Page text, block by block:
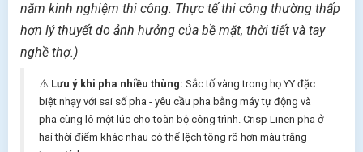
năm kinh nghiệm thi công. Thực tế thi công thường thấp
hơn lý thuyết do ảnh hưởng của bề mặt, thời tiết và tay
nghề thợ.)
⚠️ Lưu ý khi pha nhiều thùng: Sắc tố vàng trong họ YY đặc
biệt nhạy với sai số pha - yêu cầu pha bằng máy tự động và
pha cùng lô một lúc cho toàn bộ công trình. Crisp Linen pha ở
hai thời điểm khác nhau có thể lệch tông rõ hơn màu trắng